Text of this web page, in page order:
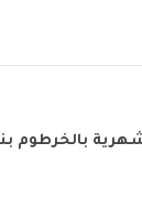
بالخرطوم